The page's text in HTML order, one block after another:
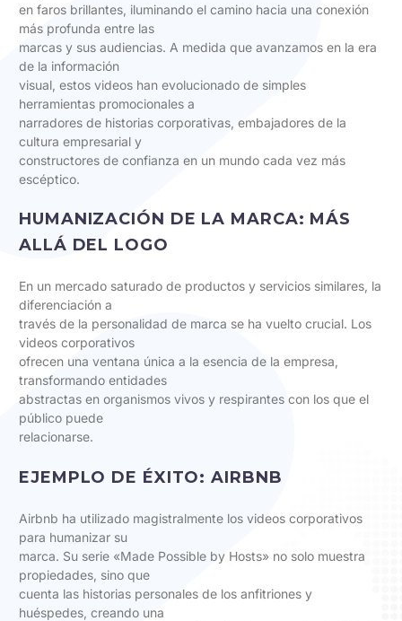
en faros brillantes, iluminando el camino hacia una conexión
más profunda entre las
marcas y sus audiencias. A medida que avanzamos en la era
de la información
visual, estos videos han evolucionado de simples
herramientas promocionales a
narradores de historias corporativas, embajadores de la
cultura empresarial y
constructores de confianza en un mundo cada vez más
escéptico.
HUMANIZACIÓN DE LA MARCA: MÁS
ALLÁ DEL LOGO
En un mercado saturado de productos y servicios similares, la
diferenciación a
través de la personalidad de marca se ha vuelto crucial. Los
videos corporativos
ofrecen una ventana única a la esencia de la empresa,
transformando entidades
abstractas en organismos vivos y respirantes con los que el
público puede
relacionarse.
EJEMPLO DE ÉXITO: AIRBNB
Airbnb ha utilizado magistralmente los videos corporativos
para humanizar su
marca. Su serie «Made Possible by Hosts» no solo muestra
propiedades, sino que
cuenta las historias personales de los anfitriones y
huéspedes, creando una